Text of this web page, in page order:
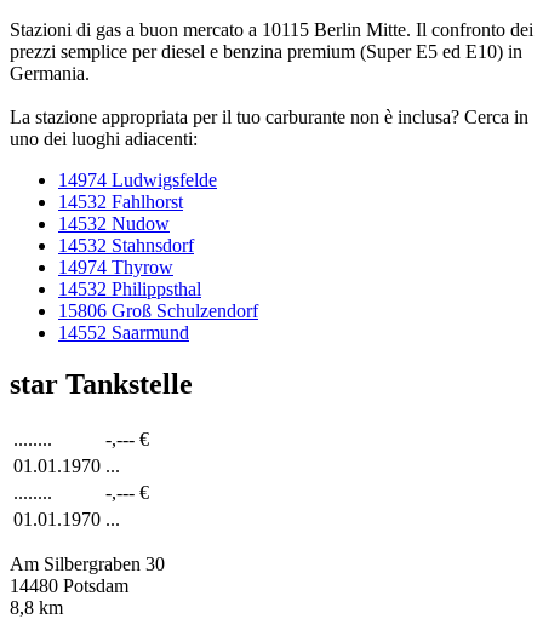
Stazioni di gas a buon mercato a 10115 Berlin Mitte. Il confronto dei
prezzi semplice per diesel e benzina premium (Super E5 ed E10) in
Germania.
La stazione appropriata per il tuo carburante non è inclusa? Cerca in
uno dei luoghi adiacenti:
14974 Ludwigsfelde
14532 Fahlhorst
14532 Nudow
14532 Stahnsdorf
14974 Thyrow
14532 Philippsthal
15806 Groß Schulzendorf
14552 Saarmund
star Tankstelle
........ -,--- €
01.01.1970 ...
........
-,--- €
01.01.1970 ...
Am Silbergraben 30
14480 Potsdam
8,8 km